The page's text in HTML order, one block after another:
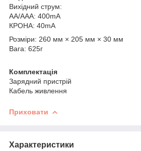
Вихідний струм:
AA/AAA: 400mА
КРОНА: 40mA
Розміри: 260 мм × 205 мм × 30 мм
Вага: 625г
Комплектація
Зарядний пристрій
Кабель живлення
Приховати
Характеристики